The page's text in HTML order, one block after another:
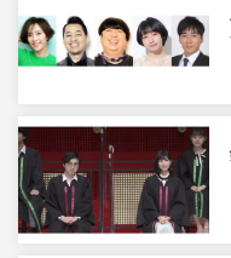
問題は、SDGsがより良
いる17のゴール（目標
解者1人につき10ポイン
するとポイントが倍に
る。